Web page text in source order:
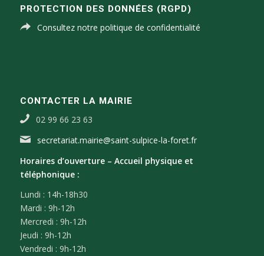
PROTECTION DES DONNÉES (RGPD)
Consultez notre politique de confidentialité
CONTACTER LA MAIRIE
02 99 66 23 63
secretariat.mairie@saint-sulpice-la-foret.fr
Horaires d’ouverture – Accueil physique et
téléphonique :
Lundi : 14h-18h30
Mardi : 9h-12h
Mercredi : 9h-12h
Jeudi : 9h-12h
Vendredi : 9h-12h